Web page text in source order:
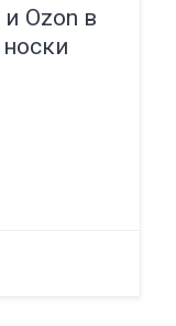
Ozon в